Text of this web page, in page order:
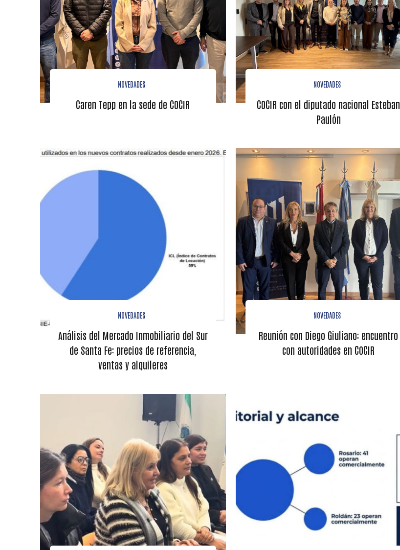
NOVEDADES
Caren Tepp en la sede de COCIR
NOVEDADES
COCIR con el diputado nacional Esteban
Paulón
NOVEDADES
Análisis del Mercado Inmobiliario del Sur
de Santa Fe: precios de referencia,
ventas y alquileres
NOVEDADES
Reunión con Diego Giuliano: encuentro
con autoridades en COCIR